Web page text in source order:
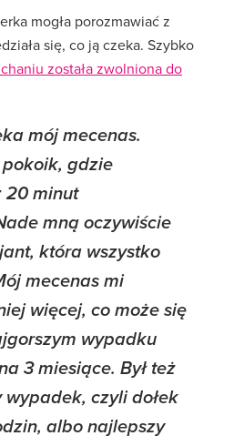
mogła porozmawiać z
się, co ją czeka. Szybko
została zwolniona do
mój mecenas.
gdzie
20 minut
mną oczywiście
która wszystko
mecenas mi
więcej, co może się
wypadku
3 miesiące. Był też
czyli dołek
albo najlepszy